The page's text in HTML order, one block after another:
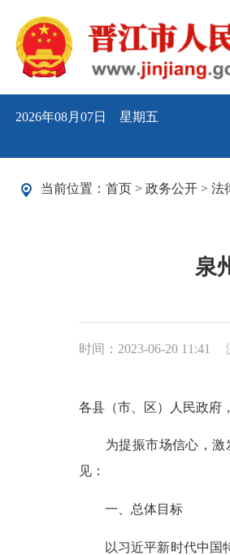
2026年08月07日 星期五
当前位置： 首页 > 政务公开 > 法
泉
时间：2023-06-20 11:41
各县（市、区）人民政府
为提振市场信心，激发
见：
一、总体目标
以习近平新时代中国特